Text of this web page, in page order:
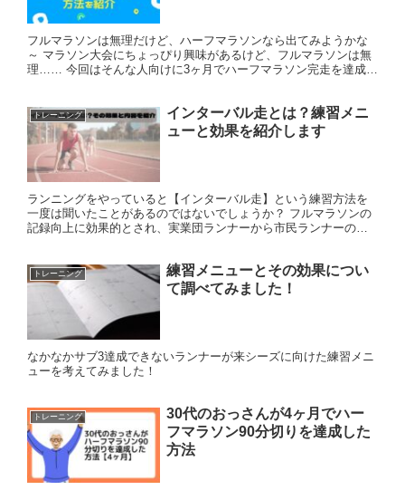
フルマラソンは無理だけど、ハーフマラソンなら出てみようかな
～ マラソン大会にちょっぴり興味があるけど、フルマラソンは無
理…… 今回はそんな人向けに3ヶ月でハーフマラソン完走を達成し
トレーニング
インターバル走とは？練習メニ
ューと効果を紹介します
ランニングをやっていると【インターバル走】という練習方法を
一度は聞いたことがあるのではないでしょうか？ フルマラソンの
記録向上に効果的とされ、実業団ランナーから市民ランナーの練
トレーニング
練習メニューとその効果につい
て調べてみました！
なかなかサブ3達成できないランナーが来シーズに向けた練習メニ
ューを考えてみました！
トレーニング
30代のおっさんが4ヶ月でハー
フマラソン90分切りを達成した
方法